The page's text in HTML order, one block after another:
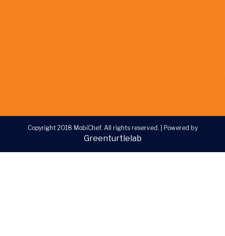
Copyright 2018 MobiChef. All rights reserved. Powered by
Greenturtlelab